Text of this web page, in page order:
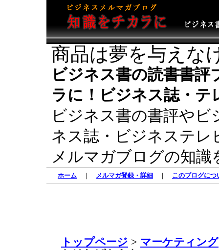
商品は夢を与えな
ビジネス書の読書書
ラに！ビジネス誌・テ
ビジネス書の書評や
ネス誌・ビジネステ
メルマガブログの知識
ホーム ｜ メルマガ登録・詳細 ｜ このブログにつ
トップページ > マーケティング